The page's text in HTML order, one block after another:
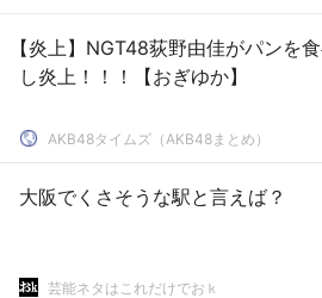
【炎上】NGT48荻野由佳がパンを
し炎上！！！【おぎゆか】
AKB48タイムズ（AKB48まとめ）
大阪でくさそうな駅と言えば？
芸能ネタはこれだけでおｋ